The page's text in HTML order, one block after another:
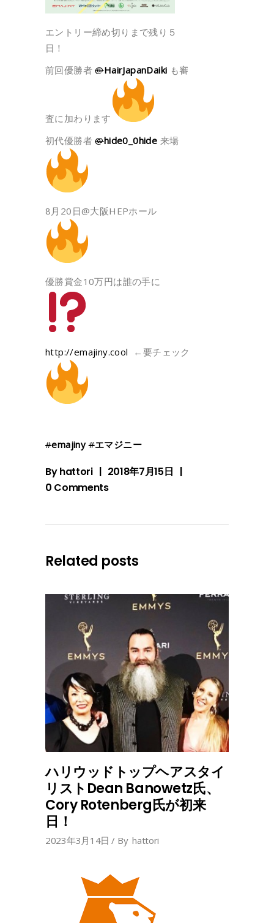
エントリー締め切りまで残り５
日！
前回優勝者@HairJapanDaiki も審
査に加わります
初代優勝者@hide0_0hide 来場
8月20日@大阪HEPホール
優勝賞金10万円は誰の手に
http://emajiny.cool ←要チェック
#emajiny #エマジニー
Byhattori
2018年7月15日
0 Comments
Related posts
ハリウッドトップヘアスタイ
リストDean Banowetz氏、
Cory Rotenberg氏が初来
日！
2023年3月14日 By hattori